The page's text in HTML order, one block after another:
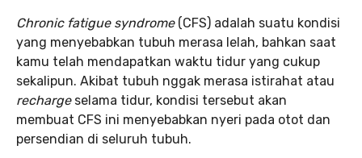
Chronic fatigue syndrome(CFS) adalah suatu kondisi
yang menyebabkan tubuh merasa lelah, bahkan saat
kamu telah mendapatkan waktu tidur yang cukup
sekalipun. Akibat tubuh nggak merasa istirahat atau
rechargeselama tidur, kondisi tersebut akan
membuat CFS ini menyebabkan nyeri pada otot dan
persendian di seluruh tubuh.